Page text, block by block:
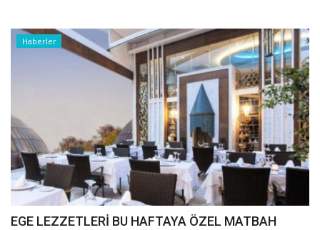
Haberler
EGE LEZZETLERİ BU HAFTAYA ÖZEL MATBAH